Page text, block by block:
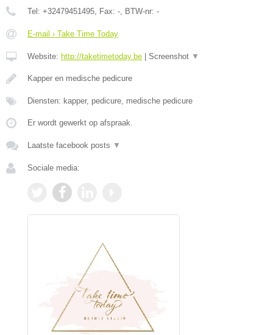
Tel: +32479451495, Fax: -, BTW-nr: -
E-mail › Take Time Today
Website: http://taketimetoday.be Screenshot ▼
Kapper en medische pedicure
Diensten: kapper, pedicure, medische pedicure
Er wordt gewerkt op afspraak.
Laatste facebook posts ▼
Sociale media: